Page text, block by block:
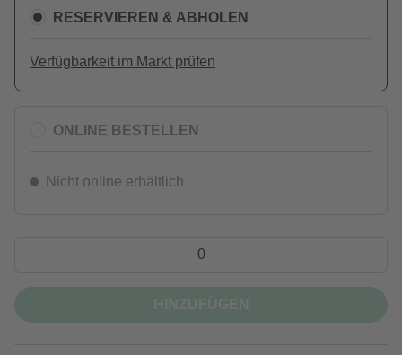
RESERVIEREN & ABHOLEN
Verfügbarkeit im Markt prüfen
ONLINE BESTELLEN
Nicht online erhältlich